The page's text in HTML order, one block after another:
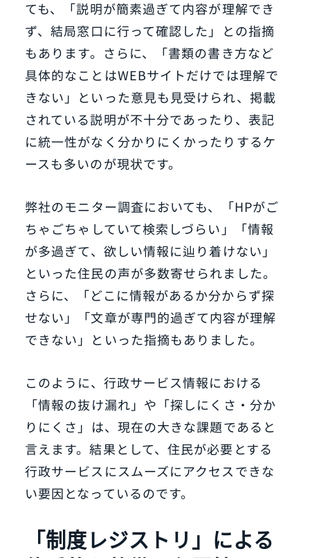
ても、「説明が簡素過ぎて内容が理解でき
ず、結局窓口に行って確認した」との指摘
もあります。さらに、「書類の書き方など
具体的なことはWEBサイトだけでは理解で
きない」といった意見も見受けられ、掲載
されている説明が不十分であったり、表記
に統一性がなく分かりにくかったりするケ
ースも多いのが現状です。
弊社のモニター調査においても、「HPがご
ちゃごちゃしていて検索しづらい」「情報
が多過ぎて、欲しい情報に辿り着けない」
といった住民の声が多数寄せられました。
さらに、「どこに情報があるか分からず探
せない」「文章が専門的過ぎて内容が理解
できない」といった指摘もありました。
このように、行政サービス情報における
「情報の抜け漏れ」や「探しにくさ・分か
りにくさ」は、現在の大きな課題であると
言えます。結果として、住民が必要とする
行政サービスにスムーズにアクセスできな
い要因となっているのです。
「制度レジストリ」による